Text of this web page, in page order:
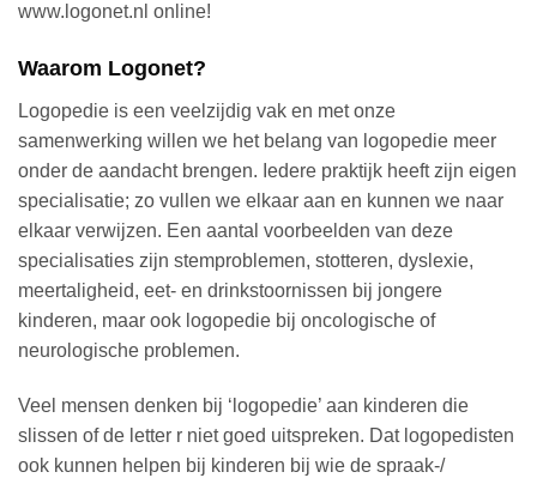
www.logonet.nl online!
Waarom Logonet?
Logopedie is een veelzijdig vak en met onze
samenwerking willen we het belang van logopedie meer
onder de aandacht brengen. Iedere praktijk heeft zijn eigen
specialisatie; zo vullen we elkaar aan en kunnen we naar
elkaar verwijzen. Een aantal voorbeelden van deze
specialisaties zijn stemproblemen, stotteren, dyslexie,
meertaligheid, eet- en drinkstoornissen bij jongere
kinderen, maar ook logopedie bij oncologische of
neurologische problemen.
Veel mensen denken bij ‘logopedie’ aan kinderen die
slissen of de letter r niet goed uitspreken. Dat logopedisten
ook kunnen helpen bij kinderen bij wie de spraak-/